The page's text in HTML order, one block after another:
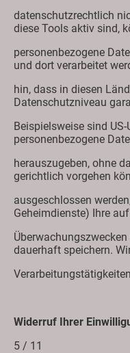
datenschutzrechtlich
diese Tools aktiv sind,
personenbezogene
und dort verarbeitet
hin, dass in diesen
Datenschutzniveau
Beispielsweise sind
personenbezogene
herauszugeben, ohne
gerichtlich vorgehen
ausgeschlossen
Geheimdienste) Ihre
dauerhaft speichern.
Widerruf Ihrer
5 / 11